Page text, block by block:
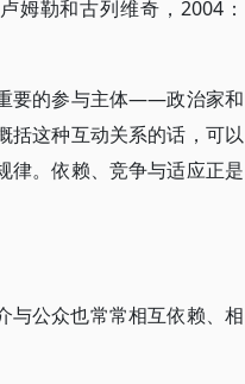
姆勒和古列维奇，2004：
要的参与主体——政治家和
括这种互动关系的话，可以
律。依赖、竞争与适应正是
与公众也常常相互依赖、相